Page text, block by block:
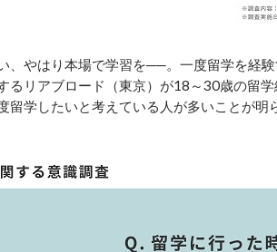
、やはり本場で学習を──。一度留学を経
るリアブロード（東京）が18～30歳の留
留学したいと考えている人が多いことが明